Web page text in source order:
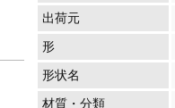
出荷元
形
形状名
材質・分類